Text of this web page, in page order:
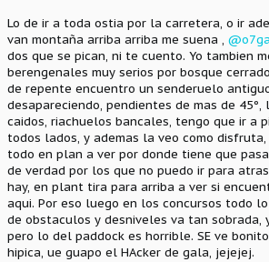
Lo de ir a toda ostia por la carretera, o ir
van montaña arriba arriba me suena , @o7ga
dos que se pican, ni te cuento. Yo tambien
berengenales muy serios por bosque
de repente encuentro un senderuelo
desapareciendo, pendientes de mas de
caidos, riachuelos bancales, tengo que ir a
todos lados, y ademas la veo como
todo en plan a ver por donde tiene que
de verdad por los que no puedo ir para
hay, en plant tira para arriba a ver si
aqui. Por eso luego en los concursos todo
de obstaculos y desniveles va tan sobrada,
pero lo del paddock es horrible. SE ve
hipica, ue guapo el HAcker de gala, jejejej.